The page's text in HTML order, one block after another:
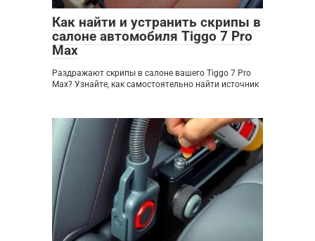
Как найти и устранить скрипы в
салоне автомобиля Tiggo 7 Pro
Max
Раздражают скрипы в салоне вашего Tiggo 7 Pro
Max? Узнайте, как самостоятельно найти источник